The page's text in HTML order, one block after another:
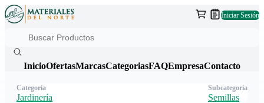
Iniciar Sesión
InicioOfertasMarcasCategoriasFAQEmpresaContacto
Categoría
Jardinería
Subcategoría
Semillas